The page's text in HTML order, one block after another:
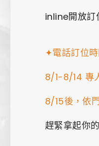
inline開放
✦電話訂位
8/1-8/14 專
8/15後，依
趕緊拿起你